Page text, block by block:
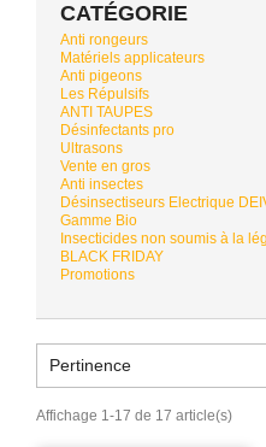
CATÉGORIE
Anti rongeurs
Matériels applicateurs
Anti pigeons
Les Répulsifs
ANTI TAUPES
Désinfectants pro
Ultrasons
Vente en gros
Anti insectes
Désinsectiseurs Electrique
Gamme Bio
Insecticides non soumis à la
BLACK FRIDAY
Promotions
Pertinence
Affichage 1-17 de 17 article(s)